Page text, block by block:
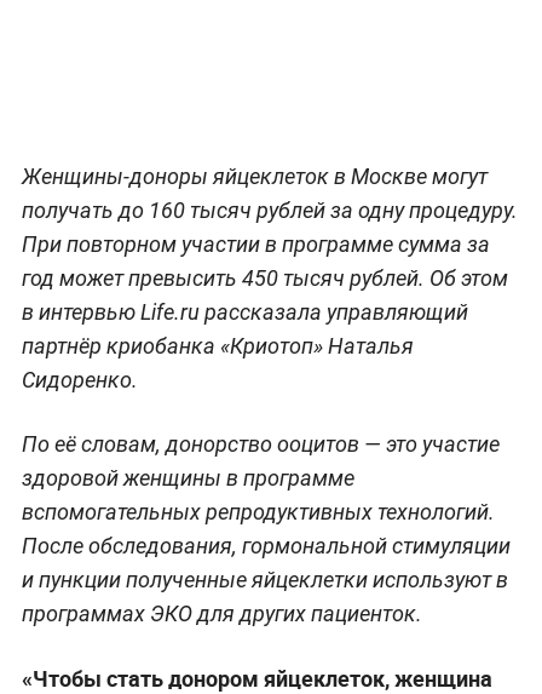
Женщины-доноры яйцеклеток в Москве могут
получать до 160 тысяч рублей за одну процедуру.
При повторном участии в программе сумма за
год может превысить 450 тысяч рублей. Об этом
в интервью Life.ru рассказала управляющий
партнёр криобанка «Криотоп» Наталья
Сидоренко.
По её словам, донорство ооцитов — это участие
здоровой женщины в программе
вспомогательных репродуктивных технологий.
После обследования, гормональной стимуляции
и пункции полученные яйцеклетки используют в
программах ЭКО для других пациенток.
«Чтобы стать донором яйцеклеток, женщина